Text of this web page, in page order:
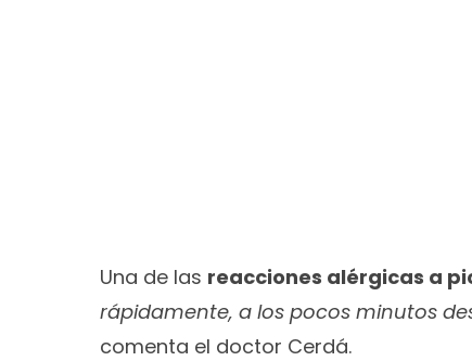
Una de las reacciones alérgicas a
rápidamente, a los pocos minutos
comenta el doctor Cerdá.